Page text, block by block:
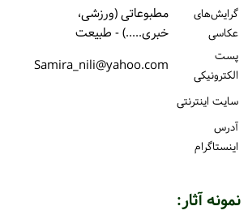
گرایش‌های
عکاسی
مطبوعاتی (ورزشی،
خبری.....) - طبیعت
پست
الكترونیكی
Samira_nili@yahoo.com
سایت اینترنتی
آدرس
اینستاگرام
نمونه آثار: